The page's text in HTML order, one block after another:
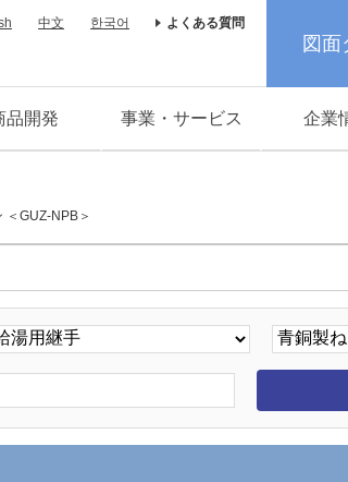
中文 한국어 よくある質問
図
品開発 事業・サービス 企業
＜GUZ-NPB＞